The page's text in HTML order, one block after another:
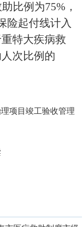
比例为75% ，
险起付线计入
特大疾病救
次比例的
项目竣工验收管理